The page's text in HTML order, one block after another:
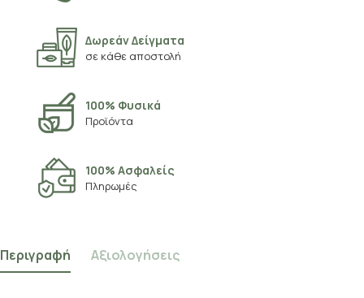
Δωρεάν Δείγματα
σε κάθε αποστολή
100% Φυσικά
Προϊόντα
100% Ασφαλείς
Πληρωμές
Περιγραφή Αξιολογήσεις